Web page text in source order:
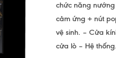
chức năng
cảm ứng + nút
vệ sinh. – Cửa
cửa lò – Hệ